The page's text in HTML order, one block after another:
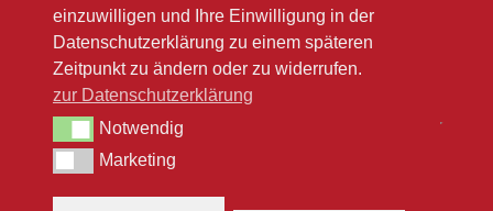
einzuwilligen und Ihre Einwilligung in der
Datenschutzerklärung zu einem späteren
Zeitpunkt zu ändern oder zu widerrufen.
zur Datenschutzerklärung
NotwendigNotwendig
MarketingMarketing